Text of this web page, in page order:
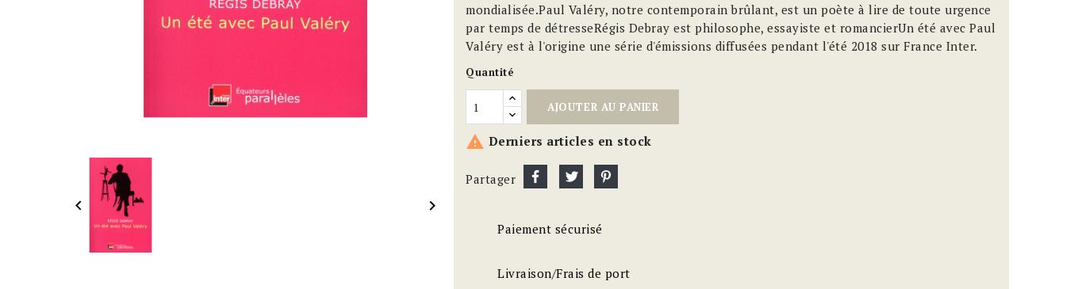
 
mondialisée.Paul Valéry, notre contemporain brûlant, est un poète à lire de toute urgence
par temps de détresseRégis Debray est philosophe, essayiste et romancierUn été avec Paul
Valéry est à l'origine une série d'émissions diffusées pendant l'été 2018 sur France Inter.
Quantité
AJOUTER AU PANIER
 Derniers articles en stock
Partager
Paiement sécurisé
Livraison/Frais de port